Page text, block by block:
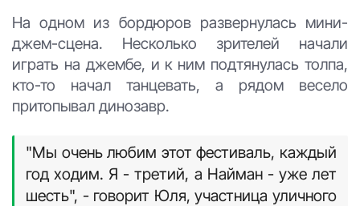
На одном из бордюров развернулась мини-
джем-сцена. Несколько зрителей начали
играть на джембе, и к ним подтянулась толпа,
кто-то начал танцевать, а рядом весело
притопывал динозавр.
"Мы очень любим этот фестиваль, каждый
год ходим. Я - третий, а Найман - уже лет
шесть", - говорит Юля, участница уличного